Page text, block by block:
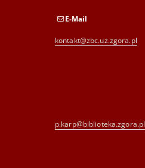
E-Mail
kontakt@zbc.uz.zgora.pl
p.karp@biblioteka.zgora.pl